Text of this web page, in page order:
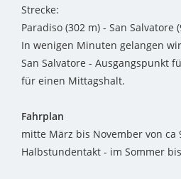
Strecke:
Paradiso (302 m) - San Salvatore
In wenigen Minuten gelangen
San Salvatore - Ausgangspunkt
für einen Mittagshalt.
Fahrplan
mitte März bis November von ca
Halbstundentakt - im Sommer